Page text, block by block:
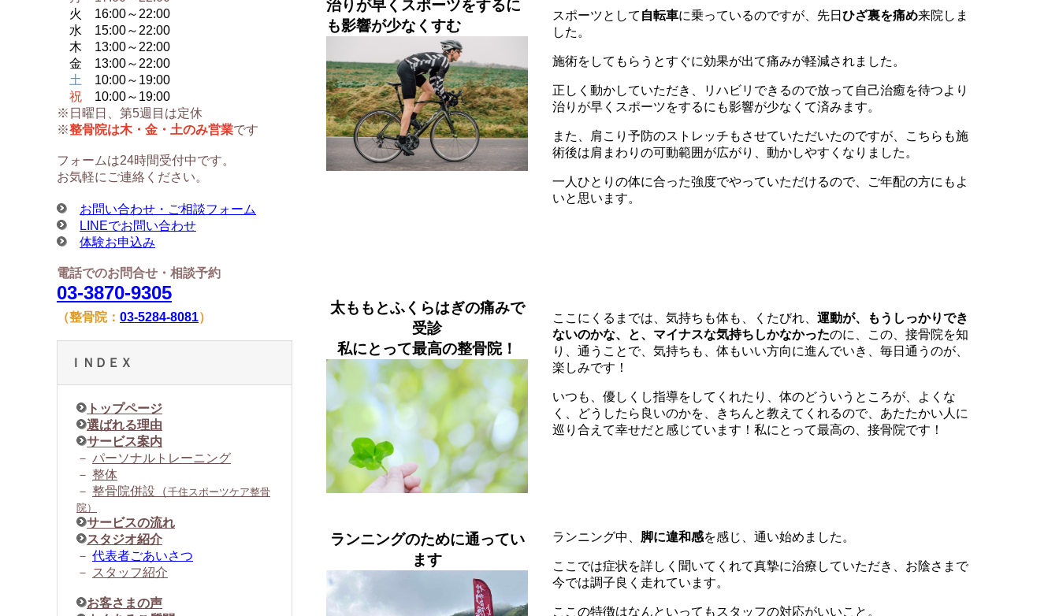
火 16:00～ 22:00
水 15:00～ 22:00
木 13:00～ 22:00
金 13:00～ 22:00
土
10:00～19:00
祝 10:00～19:00
※日曜日、第5週目は定休
※整骨院は木・金・土のみ営業です
フォームは24時間受付中です。
お気軽にご連絡ください。
お問い合わせ・ご相談フォーム
LINEでお問い合わせ
体験お申込み
電話でのお問合せ・相談予約
03-3870-9305
（整骨院： 03-5284-8081）
ＩＮＤＥＸ
トップページ
選ばれる理由
サービス案内
－ パーソナルトレーニング
－ 整体
－ 整骨院併設（千住スポーツケア整骨
院）
サービスの流れ
スタジオ紹介
－ 代表者ごあいさつ
－ スタッフ紹介
お客さまの声
治りが早くスポーツをするに
も影響が少なくすむ
スポーツとして 自転車に乗っているのですが、先日 ひざ裏を痛め来院しま
した。
施術をしてもらうとすぐに効果が出て痛みが軽減されました。
正しく動かしていただき、リハビリできるので放って自己治癒を待つより
治りが早くスポーツをするにも影響が少なくて済みます。
また、肩こり予防のストレッチもさせていただいたのですが、こちらも施
術後は肩まわりの可動範囲が広がり、動かしやすくなりました。
一人ひとりの体に合った強度でやっていただけるので、ご年配の方にもよ
いと思います。
太ももとふくらはぎの痛みで
受診
私にとって最高の整骨院！
ここにくるまでは、気持ちも体も、くたびれ、 運動が、もうしっかりでき
ないのかな、と、 マイナスな気持ちしかなかったのに、この、接骨院を知
り、通うことで、気持ちも、体もいい方向に進んでいき、毎日通うのが、
楽しみです！
いつも、優しくし指導をしてくれたり、体のどういうところが、よくな
く、どうしたら良いのかを、きちんと教えてくれるので、あたたかい人に
巡り合えて幸せだと感じています！私にとって最高の、接骨院です！
ランニングのために通ってい
ます
ランニング中、 脚に違和感を感じ、通い始めました。
ここでは症状を詳しく聞いてくれて真摯に治療していただき、お陰さまで
今では調子良く走れています。
ここの特徴はなんといってもスタッフの対応がいいこと。